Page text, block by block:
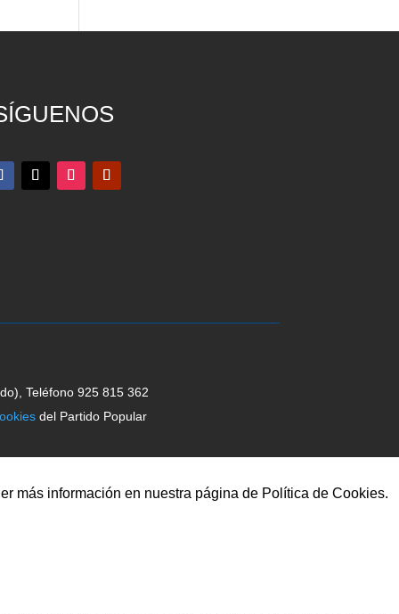
Teléfono 925 815 362
del Partido Popular
más información en nuestra página de Política de Cookies.